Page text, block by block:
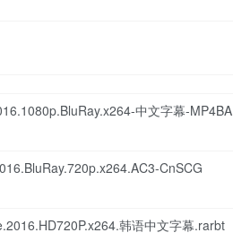
中文字幕-MP4BA
CnSCG
韩语中文字幕.rarbt